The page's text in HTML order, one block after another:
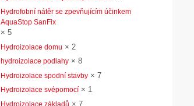
Hydrofobní nátěr se zpevňujícím účinkem
AquaStop SanFix
× 5
Hydroizolace domu × 2
hydroizolace podlahy × 8
Hydroizolace spodní stavby × 7
Hydroizolace svépomocí × 1
Hydroizolace základů × 7